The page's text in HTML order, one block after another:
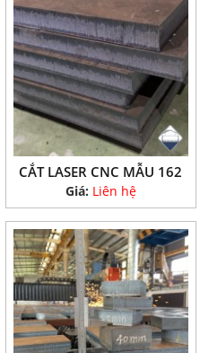
CẮT LASER CNC MẪU 162
Giá: Liên hệ